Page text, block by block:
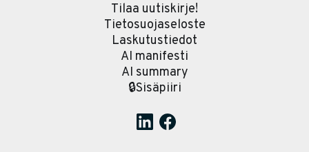
Tilaa uutiskirje!
Tietosuojaseloste
Laskutustiedot
AI manifesti
AI summary
🔒Sisäpiiri